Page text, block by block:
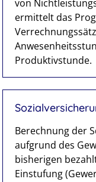
von
ermittelt das
Produktivstunde.
Berechnung der
aufgrund des
bisherigen
Einstufung